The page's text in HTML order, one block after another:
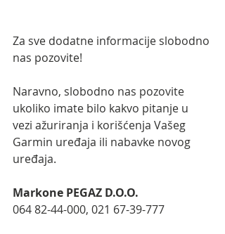
Za sve dodatne informacije slobodno
nas pozovite!
Naravno, slobodno nas pozovite
ukoliko imate bilo kakvo pitanje u
vezi ažuriranja i korišćenja Vašeg
Garmin uređaja ili nabavke novog
uređaja.
Markone PEGAZ D.O.O.
064 82-44-000, 021 67-39-777